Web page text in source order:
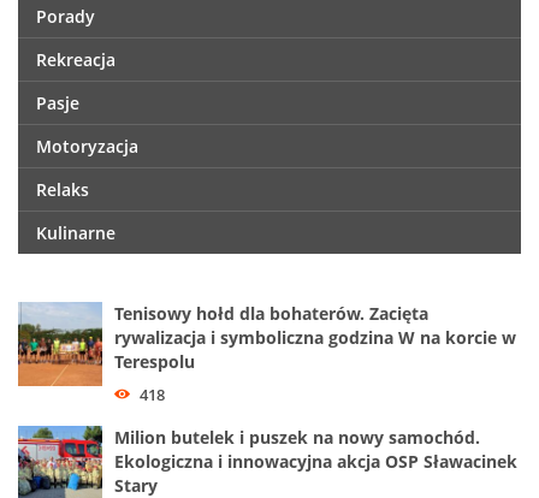
Porady
Rekreacja
Pasje
Motoryzacja
Relaks
Kulinarne
Tenisowy hołd dla bohaterów. Zacięta
rywalizacja i symboliczna godzina W na korcie w
Terespolu
418
Milion butelek i puszek na nowy samochód.
Ekologiczna i innowacyjna akcja OSP Sławacinek
Stary